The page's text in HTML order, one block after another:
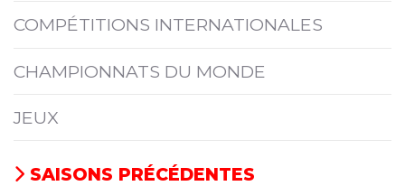
COMPÉTITIONS INTERNATIONALES
CHAMPIONNATS DU MONDE
JEUX
SAISONS PRÉCÉDENTES